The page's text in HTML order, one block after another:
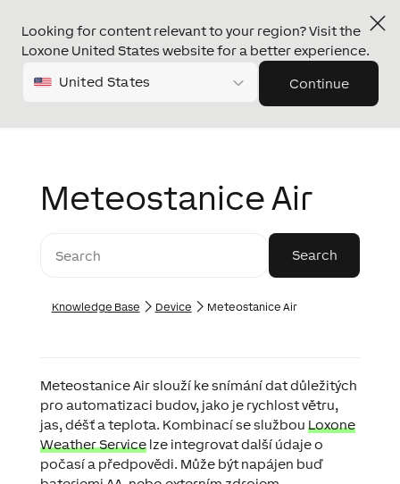
Looking for content relevant to your region? Visit the
Loxone United States website for a better experience.
United States Continue
Meteostanice Air
Knowledge Base Device Meteostanice Air
Meteostanice Air slouží ke snímání dat důležitých
pro automatizaci budov, jako je rychlost větru,
jas, déšť a teplota. Kombinací se službou Loxone
Weather Servicelze integrovat další údaje o
počasí a předpovědi. Může být napájen buď